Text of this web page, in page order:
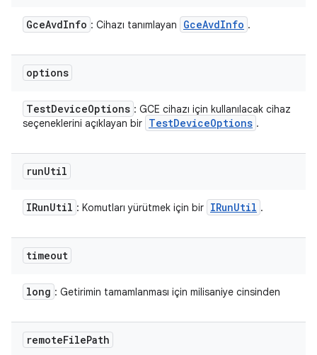
GceAvdInfo : Cihazı tanımlayan GceAvdInfo .
options
TestDeviceOptions : GCE cihazı için kullanılacak cihaz
seçeneklerini açıklayan bir TestDeviceOptions .
runUtil
IRunUtil : Komutları yürütmek için bir IRunUtil .
timeout
long : Getirimin tamamlanması için milisaniye cinsinden
remoteFilePath